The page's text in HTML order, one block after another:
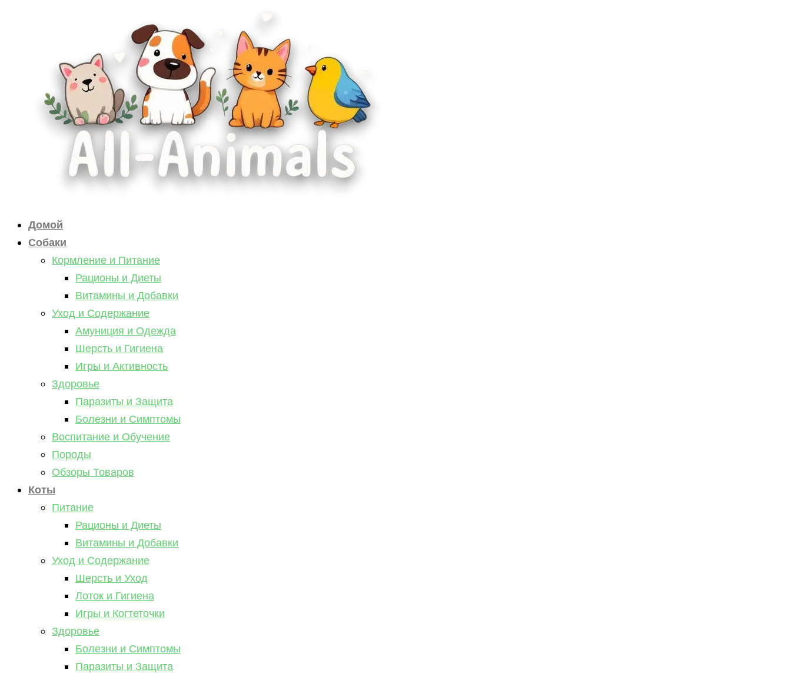
Домой
Собаки
Кормление и Питание
Рационы и Диеты
Витамины и Добавки
Уход и Содержание
Амуниция и Одежда
Шерсть и Гигиена
Игры и Активность
Здоровье
Паразиты и Защита
Болезни и Симптомы
Воспитание и Обучение
Породы
Обзоры Товаров
Коты
Питание
Рационы и Диеты
Витамины и Добавки
Уход и Содержание
Шерсть и Уход
Лоток и Гигиена
Игры и Когтеточки
Здоровье
Болезни и Симптомы
Паразиты и Защита